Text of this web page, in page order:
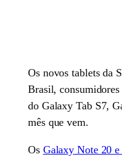
Os novos tablets da
Brasil,
do Galaxy Tab S7,
mês que vem.
Os Galaxy Note 20